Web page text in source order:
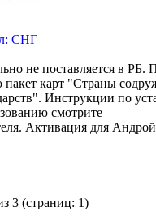
СНГ
не поставляется в РБ.
карт "Страны
Инструкции по
смотрите
Активация для
3 (страниц: 1)